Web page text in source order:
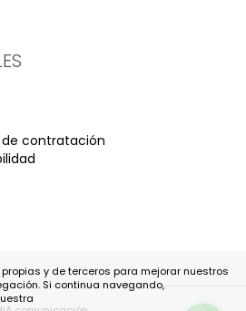
contratación
y de terceros para mejorar nuestros
Si continua navegando,